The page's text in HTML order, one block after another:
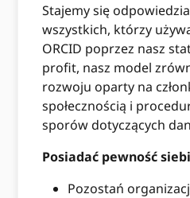
Stajemy się
wszystkich, którzy
ORCID poprzez nasz
profit, nasz model
rozwoju oparty na
społecznością i
sporów dotyczących
Posiadać pewność
Pozostań